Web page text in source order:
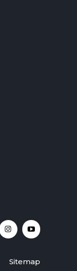
Sitemap